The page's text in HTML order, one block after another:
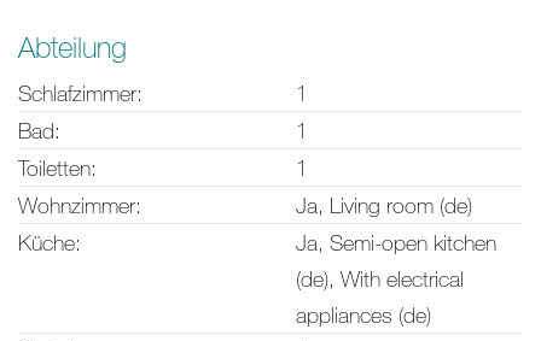
Abteilung
Schlafzimmer:
1
Bad:
1
Toiletten:
1
Wohnzimmer:
Ja, Living room (de)
Küche:
Ja, Semi-open kitchen
(de), With electrical
appliances (de)